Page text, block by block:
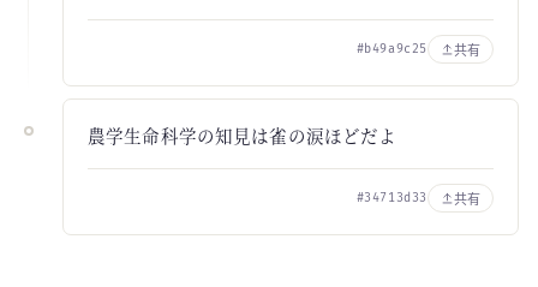
#b49a9c25 共有
農学生命科学の知見は雀の涙ほどだよ
#34713d33 共有